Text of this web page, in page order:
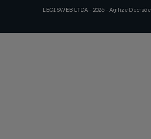
LEGISWEB LTDA - 2026 - Agilize